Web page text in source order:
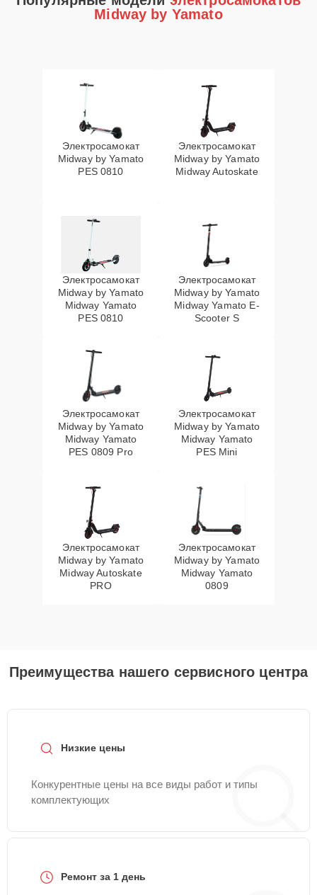
Midway by Yamato
Электросамокат
Midway by Yamato
PES 0810
Электросамокат
Midway by Yamato
Midway Autoskate
Электросамокат
Midway by Yamato
Midway Yamato
PES 0810
Электросамокат
Midway by Yamato
Midway Yamato E-
Scooter S
Электросамокат
Midway by Yamato
Midway Yamato
PES 0809 Pro
Электросамокат
Midway by Yamato
Midway Yamato
PES Mini
Электросамокат
Midway by Yamato
Midway Autoskate
PRO
Электросамокат
Midway by Yamato
Midway Yamato
0809
Преимущества нашего сервисного центра
Низкие цены
Конкурентные цены на все виды работ и типы
комплектующих
Ремонт за 1 день